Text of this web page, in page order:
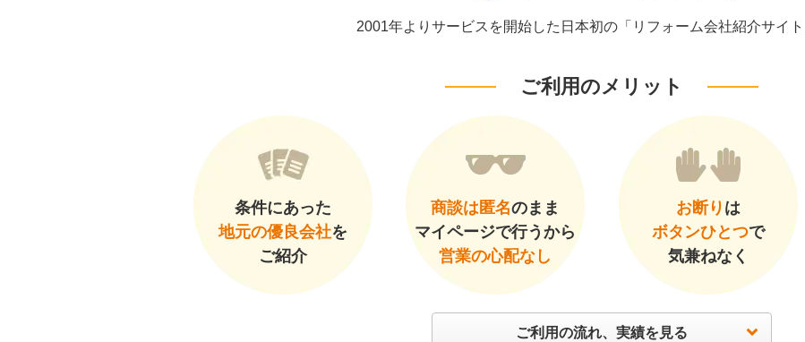
2001年よりサービスを開始した日本初の「リフォーム会社紹介サイ
ご利用のメリット
条件にあった
地元の優良会社を
ご紹介
商談は匿名のまま
マイページで行うから
営業の心配なし
お断り は
ボタンひとつで
気兼ねなく
ご利用の流れ、実績を見る